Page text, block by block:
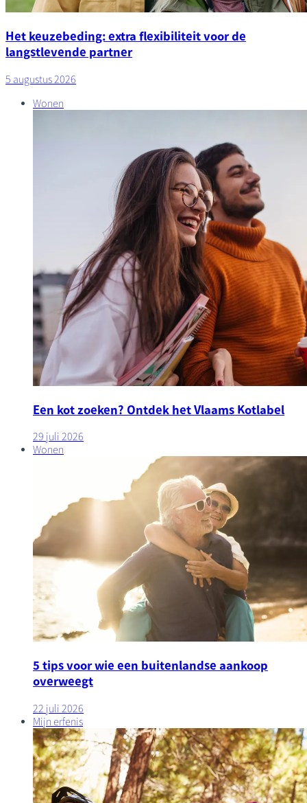
Het keuzebeding: extra flexibiliteit voor de
langstlevende partner
5 augustus 2026
Wonen
Een kot zoeken? Ontdek het Vlaams Kotlabel
29 juli 2026
Wonen
5 tips voor wie een buitenlandse aankoop
overweegt
22 juli 2026
Mijn erfenis